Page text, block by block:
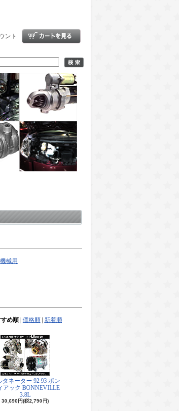
ント
械用
すめ順 価格順 新着順
タネーター 92 93 ポン
アック BONNEVILLE
3.8L
30,690円(税2,790円)